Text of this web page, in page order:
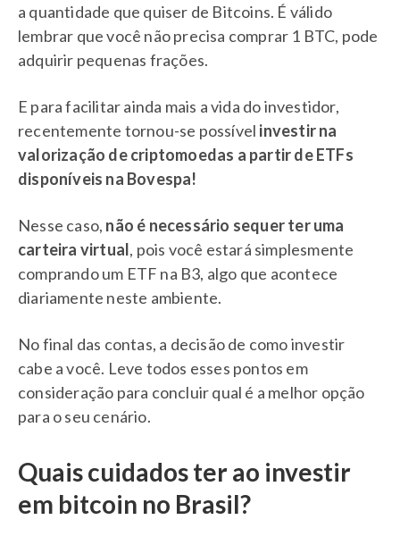
a quantidade que quiser de Bitcoins. É válido
lembrar que você não precisa comprar 1 BTC, pode
adquirir pequenas frações.
E para facilitar ainda mais a vida do investidor,
recentemente tornou-se possível investir na
valorização de criptomoedas a partir de ETFs
disponíveis na Bovespa!
Nesse caso, não é necessário sequer ter uma
carteira virtual, pois você estará simplesmente
comprando um ETF na B3, algo que acontece
diariamente neste ambiente.
No final das contas, a decisão de como investir
cabe a você. Leve todos esses pontos em
consideração para concluir qual é a melhor opção
para o seu cenário.
Quais cuidados ter ao investir
em bitcoin no Brasil?